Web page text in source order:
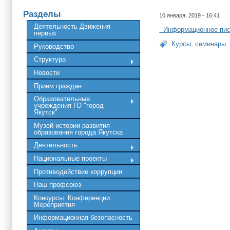
Разделы
Деятельность Движения
первых
Руководство
Структура
Новости
Прием граждан
Образовательные
учреждения ГО "город
Якутск"
Музей истории развития
образования города Якутска
Деятельность
Национальные проекты
Противодействие коррупции
Наш профсоюз
Конкурсы. Конференции.
Мероприятия
Информационная безопасность
10 января, 2019 - 16:41
Информационное
Курсы, семинары